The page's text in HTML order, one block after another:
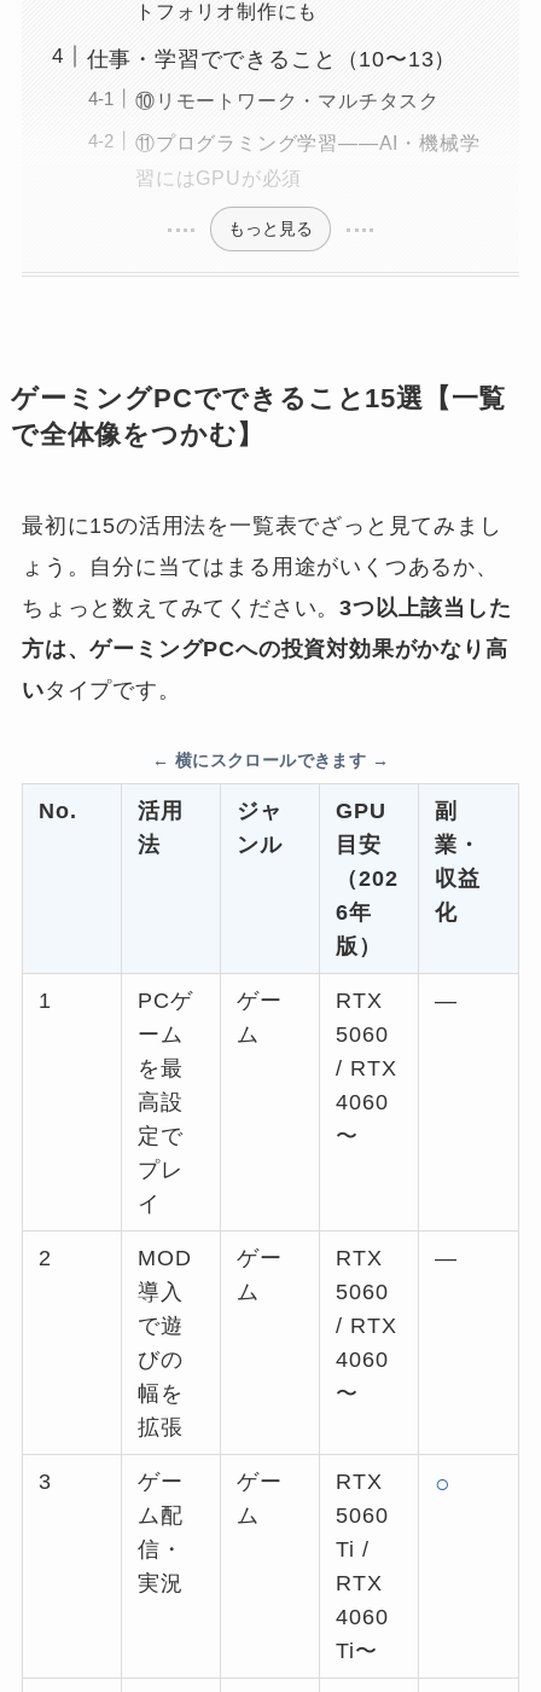
トフォリオ制作にも
仕事・学習でできること（10〜13）
⑩リモートワーク・マルチタスク
⑪プログラミング学習——AI・機械学
習にはGPUが必須
もっと見る
ゲーミングPCでできること15選【一覧
で全体像をつかむ】
最初に15の活用法を一覧表でざっと見てみまし
ょう。自分に当てはまる用途がいくつあるか、
ちょっと数えてみてください。3つ以上該当した
方は、ゲーミングPCへの投資対効果がかなり高
いタイプです。
No.
活用
法
ジャ
ンル
GPU
目安
（202
6年
版）
副
業・
収益
化
1
PCゲ
ーム
を最
高設
定で
プレ
イ
ゲー
ム
RTX
5060
/ RTX
4060
〜
—
2
MOD
導入
で遊
びの
幅を
拡張
ゲー
ム
RTX
5060
/ RTX
4060
〜
—
3
ゲー
ム配
信・
実況
ゲー
ム
RTX
5060
Ti /
RTX
4060
Ti〜
○